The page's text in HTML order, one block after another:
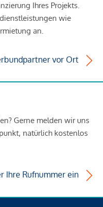
Ihres Projekts.
wie
an.
vor Ort
Gerne melden wir uns
natürlich kostenlos
Ihre Rufnummer ein